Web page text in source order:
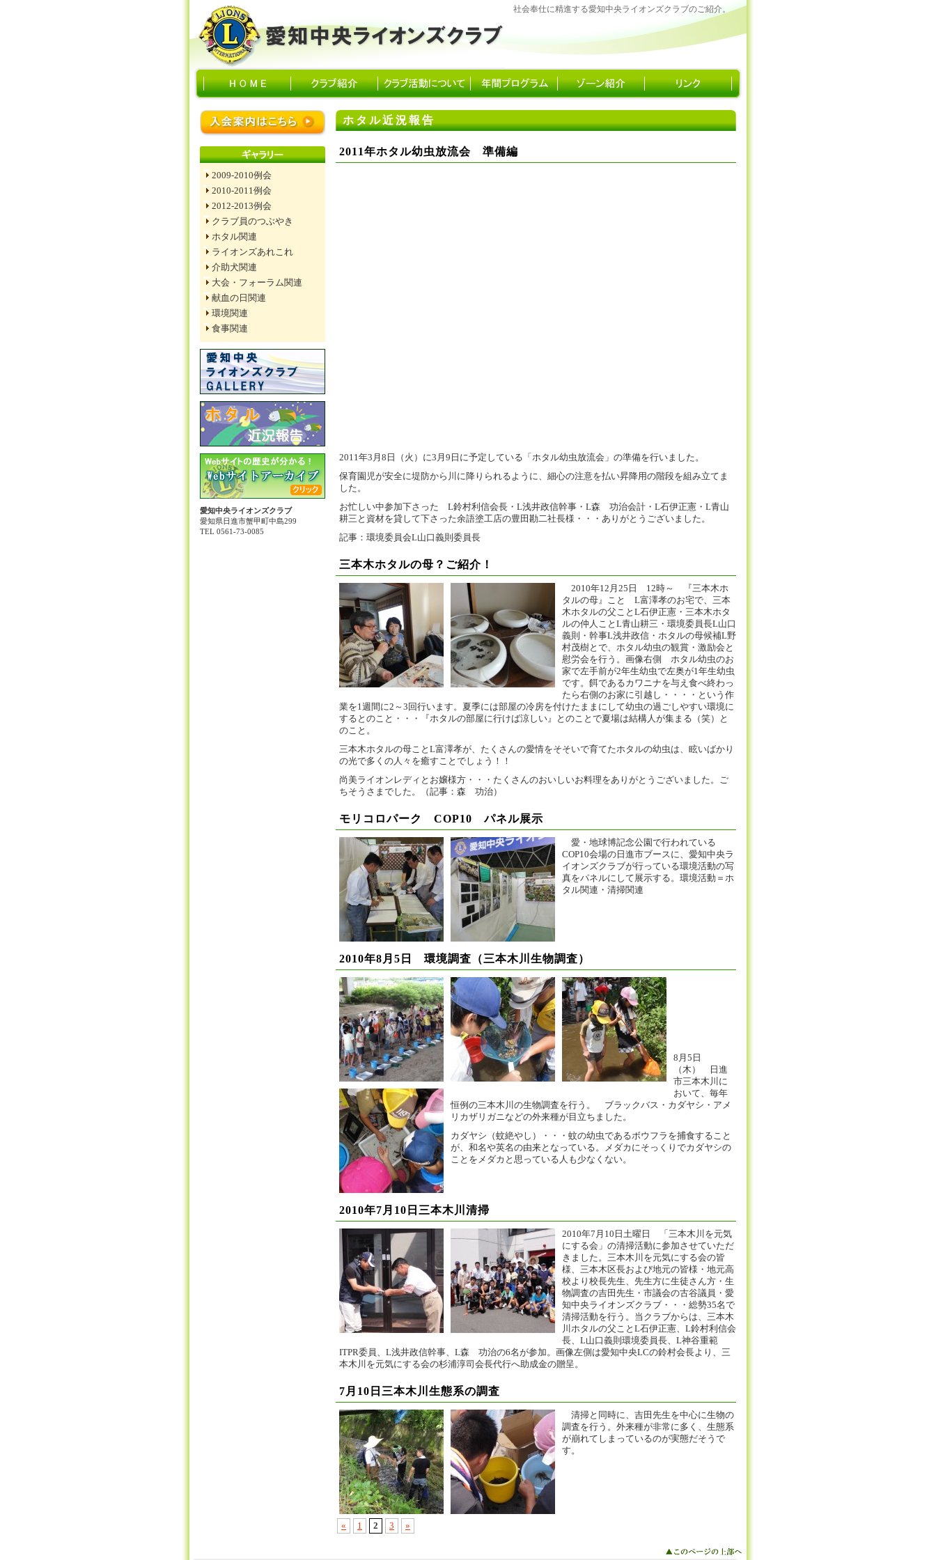
社会奉仕に精進する愛知中央ライオンズクラブのご紹介。
ホタル近況報告
2011年ホタル幼虫放流会 準備編
2011年3月8日（火）に3月9日に予定している「ホタル幼虫放流会」の準備を行いました。
保育園児が安全に堤防から川に降りられるように、細心の注意を払い昇降用の階段を組み立てま
した。
お忙しい中参加下さった L鈴村利信会長・L浅井政信幹事・L森 功治会計・L石伊正憲・L青山
耕三と資材を貸して下さった余語塗工店の豊田勘二社長様・・・ありがとうございました。
記事：環境委員会L山口義則委員長
三本木ホタルの母？ご紹介！
2010年12月25日 12時～ 『三本木ホ
タルの母』こと L富澤孝のお宅で、三本
木ホタルの父ことL石伊正憲・三本木ホタ
ルの仲人ことL青山耕三・環境委員長L山口
義則・幹事L浅井政信・ホタルの母候補L野
村茂樹とで、ホタル幼虫の観賞・激励会と
慰労会を行う。画像右側 ホタル幼虫のお
家で左手前が2年生幼虫で左奥が1年生幼虫
です。餌であるカワニナを与え食べ終わっ
たら右側のお家に引越し・・・・という作
業を1週間に2～3回行います。夏季には部屋の冷房を付けたままにして幼虫の過ごしやすい環境に
するとのこと・・・『ホタルの部屋に行けば涼しい』とのことで夏場は結構人が集まる（笑）と
のこと。
三本木ホタルの母ことL富澤孝が、たくさんの愛情をそそいで育てたホタルの幼虫は、眩いばかり
の光で多くの人々を癒すことでしょう！！
尚美ライオンレディとお嬢様方・・・たくさんのおいしいお料理をありがとうございました。ご
ちそうさまでした。（記事：森 功治）
モリコロパーク COP10 パネル展示
愛・地球博記念公園で行われている
COP10会場の日進市ブースに、愛知中央ラ
イオンズクラブが行っている環境活動の写
真をパネルにして展示する。環境活動＝ホ
タル関連・清掃関連
2010年8月5日 環境調査（三本木川生物調査）
8月5日
（木） 日進
市三本木川に
おいて、毎年
恒例の三本木川の生物調査を行う。 ブラックバス・カダヤシ・アメ
リカザリガニなどの外来種が目立ちました。
カダヤシ（蚊絶やし）・・・蚊の幼虫であるボウフラを捕食すること
が、和名や英名の由来となっている。メダカにそっくりでカダヤシの
ことをメダカと思っている人も少なくない。
2010年7月10日三本木川清掃
2010年7月10日土曜日 「三本木川を元気
にする会」の清掃活動に参加させていただ
きました。三本木川を元気にする会の皆
様、三本木区長および地元の皆様・地元高
校より校長先生、先生方に生徒さん方・生
物調査の吉田先生・市議会の古谷議員・愛
知中央ライオンズクラブ・・・総勢35名で
清掃活動を行う。当クラブからは、三本木
川ホタルの父ことL石伊正憲、L鈴村利信会
長、L山口義則環境委員長、L神谷重範
ITPR委員、L浅井政信幹事、L森 功治の6名が参加。画像左側は愛知中央LCの鈴村会長より、三
本木川を元気にする会の杉浦淳司会長代行へ助成金の贈呈。
7月10日三本木川生態系の調査
清掃と同時に、吉田先生を中心に生物の
調査を行う。外来種が非常に多く、生態系
が崩れてしまっているのが実態だそうで
す。
« 1 2 3 »
2009-2010例会
2010-2011例会
2012-2013例会
クラブ員のつぶやき
ホタル関連
ライオンズあれこれ
介助犬関連
大会・フォーラム関連
献血の日関連
環境関連
食事関連
愛知中央ライオンズクラブ
愛知県日進市蟹甲町中島299
TEL 0561-73-0085